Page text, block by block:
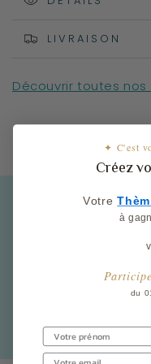
avec
givrées
avec
givrées
LIVRAISON
Découvrir toutes
✦ C'est
Créez
Votre ​
à
du